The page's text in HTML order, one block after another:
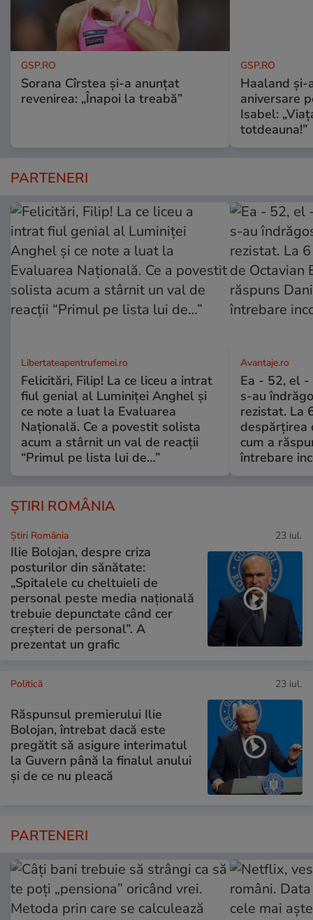
GSP.RO
Sorana Cîrstea și-a anunțat
revenirea: „Înapoi la treabă”
GSP.RO
Haaland
aniversare
Isabel:
totdeauna!”
PARTENERI
Libertateapentrufemei.ro
Felicitări, Filip! La ce liceu a intrat
fiul genial al Luminiței Anghel și
ce note a luat la Evaluarea
Națională. Ce a povestit solista
acum a stârnit un val de reacții
“Primul pe lista lui de…”
Avantaje.ro
Ea - 52, el -
s-au
rezistat. La
despărțirea
cum a
întrebare
ȘTIRI ROMÂNIA
Știri România 23 iul.
Ilie Bolojan, despre criza
posturilor din sănătate:
„Spitalele cu cheltuieli de
personal peste media națională
trebuie depunctate când cer
creșteri de personal”. A
prezentat un grafic
Politică 23 iul.
Răspunsul premierului Ilie
Bolojan, întrebat dacă este
pregătit să asigure interimatul
la Guvern până la finalul anului
și de ce nu pleacă
PARTENERI